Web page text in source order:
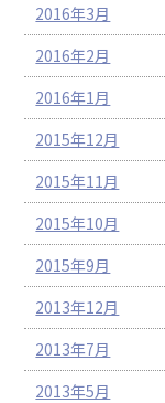
2016年3月
2016年2月
2016年1月
2015年12月
2015年11月
2015年10月
2015年9月
2013年12月
2013年7月
2013年5月